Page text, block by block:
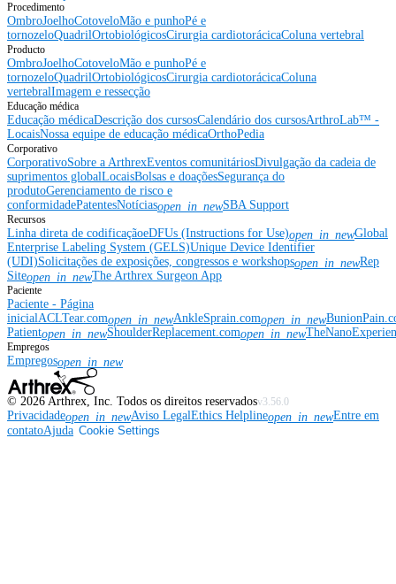
Procedimento
OmbroJoelhoCotoveloMão e punhoPé e
tornozeloQuadrilOrtobiológicosCirurgia cardiotorácicaColuna vertebral
Producto
OmbroJoelhoCotoveloMão e punhoPé e
tornozeloQuadrilOrtobiológicosCirurgia cardiotorácicaColuna
vertebralImagem e ressecção
Educação médica
Educação médicaDescrição dos cursosCalendário dos cursosArthroLab™ -
LocaisNossa equipe de educação médicaOrthoPedia
Corporativo
CorporativoSobre a ArthrexEventos comunitáriosDivulgação da cadeia de
suprimentos globalLocaisBolsas e doaçõesSegurança do
produtoGerenciamento de risco e
conformidadePatentesNotíciasopen_in_newSBA Support
Recursos
Linha direta de codificaçãoeDFUs (Instructions for Use)open_in_newGlobal
Enterprise Labeling System (GELS)Unique Device Identifier
(UDI)Solicitações de exposições, congressos e workshopsopen_in_newRep
Siteopen_in_newThe Arthrex Surgeon App
Paciente
Paciente - Página
inicialACLTear.comopen_in_newAnkleSprain.comopen_in_new
Patientopen_in_newShoulderReplacement.comopen_in_new
Empregos
Empregosopen_in_new
© 2026 Arthrex, Inc. Todos os direitos reservadosv3.56.0
Privacidadeopen_in_newAviso LegalEthics Helplineopen_in_newEntre em
contatoAjuda Cookie Settings